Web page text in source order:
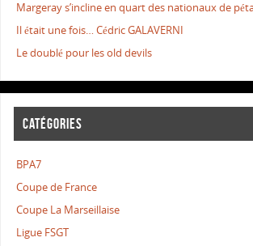
Margeray s’incline en quart des nationaux de
Il était une fois… Cédric GALAVERNI
Le doublé pour les old devils
CATÉGORIES
BPA7
Coupe de France
Coupe La Marseillaise
Ligue FSGT